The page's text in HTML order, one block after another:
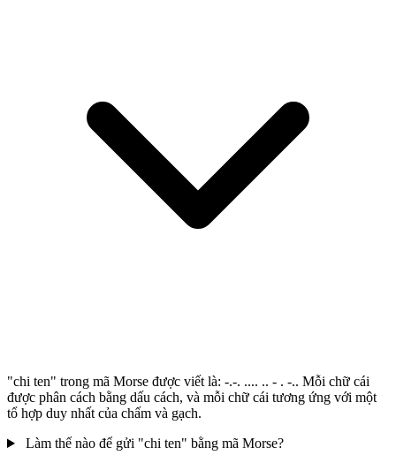
"chi ten" trong mã Morse được viết là: -.-. .... .. - . -.. Mỗi chữ cái
được phân cách bằng dấu cách, và mỗi chữ cái tương ứng với một
tổ hợp duy nhất của chấm và gạch.
Làm thế nào để gửi "chi ten" bằng mã Morse?